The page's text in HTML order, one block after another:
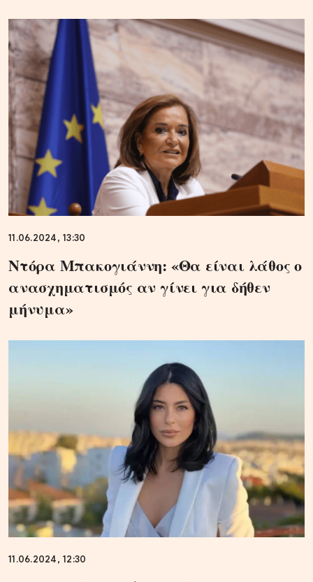
11.06.2024, 13:30
Ντόρα Μπακογιάννη: «Θα είναι λάθος ο
ανασχηματισμός αν γίνει για δήθεν
μήνυμα»
11.06.2024, 12:30